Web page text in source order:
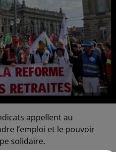
appellent au
l’emploi et le pouvoir
solidaire.